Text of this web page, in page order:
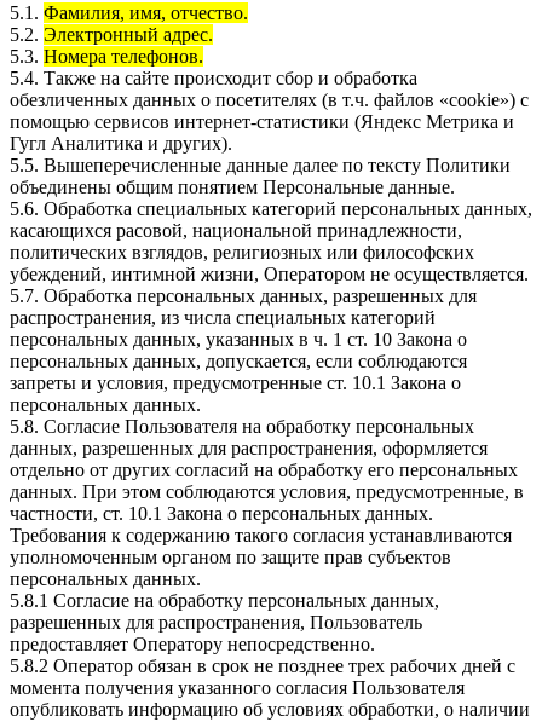
5.1. Фамилия, имя, отчество.
5.2. Электронный адрес.
5.3. Номера телефонов.
5.4. Также на сайте происходит сбор и обработка
обезличенных данных о посетителях (в т.ч. файлов «cookie») с
помощью сервисов интернет-статистики (Яндекс Метрика и
Гугл Аналитика и других).
5.5. Вышеперечисленные данные далее по тексту Политики
объединены общим понятием Персональные данные.
5.6. Обработка специальных категорий персональных данных,
касающихся расовой, национальной принадлежности,
политических взглядов, религиозных или философских
убеждений, интимной жизни, Оператором не осуществляется.
5.7. Обработка персональных данных, разрешенных для
распространения, из числа специальных категорий
персональных данных, указанных в ч. 1 ст. 10 Закона о
персональных данных, допускается, если соблюдаются
запреты и условия, предусмотренные ст. 10.1 Закона о
персональных данных.
5.8. Согласие Пользователя на обработку персональных
данных, разрешенных для распространения, оформляется
отдельно от других согласий на обработку его персональных
данных. При этом соблюдаются условия, предусмотренные, в
частности, ст. 10.1 Закона о персональных данных.
Требования к содержанию такого согласия устанавливаются
уполномоченным органом по защите прав субъектов
персональных данных.
5.8.1 Согласие на обработку персональных данных,
разрешенных для распространения, Пользователь
предоставляет Оператору непосредственно.
5.8.2 Оператор обязан в срок не позднее трех рабочих дней с
момента получения указанного согласия Пользователя
опубликовать информацию об условиях обработки, о наличии